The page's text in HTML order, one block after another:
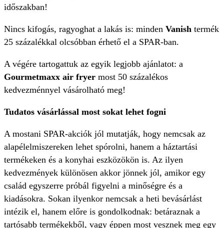
időszakban!
Nincs kifogás, ragyoghat a lakás is: minden Vanish termék
25 százalékkal olcsóbban érhető el a SPAR-ban.
A végére tartogattuk az egyik legjobb ajánlatot: a
Gourmetmaxx air fryer most 50 százalékos
kedvezménnyel vásárolható meg!
Tudatos vásárlással most sokat lehet fogni
A mostani SPAR-akciók jól mutatják, hogy nemcsak az
alapélelmiszereken lehet spórolni, hanem a háztartási
termékeken és a konyhai eszközökön is. Az ilyen
kedvezmények különösen akkor jönnek jól, amikor egy
család egyszerre próbál figyelni a minőségre és a
kiadásokra. Sokan ilyenkor nemcsak a heti bevásárlást
intézik el, hanem előre is gondolkodnak: betáraznak a
tartósabb termékekből, vagy éppen most vesznek meg egy